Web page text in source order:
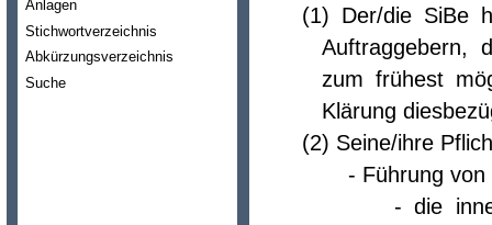
Anlagen
Stichwortverzeichnis
Abkürzungsverzeichnis
Suche
(1) Der/die SiBe
Auftraggebern,
zum frühest
Klärung
(2) Seine/ihre
- Führung von
- die